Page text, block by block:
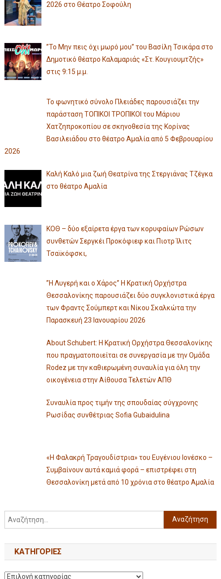
2026 στο Θέατρο Σοφούλη
”Το Μην πεις όχι μωρό μου” του Βασίλη Τσικάρα στο
Δημοτικό θέατρο Καλαμαριάς «Στ. Κουγιουμτζής»
στις 9:15 μ.μ.
Το φωνητικό σύνολο Πλειάδες παρουσιάζει την
παράσταση ΤΟΠΙΚΟΙ ΤΡΟΠΙΚΟΙ του Μάριου
Χατζηπροκοπίου σε σκηνοθεσία της Κορίνας
Βασιλειάδου στο θέατρο Αμαλία από 5 Φεβρουαρίου
2026
Καλή Καλό μια ζωή Θεατρίνα της Στεργιάνας Τζέγκα
στο θέατρο Αμαλία
ΚΟΘ – δύο εξαίρετα έργα των κορυφαίων Ρώσων
συνθετών Σεργκέι Προκόφιεφ και Πιοτρ Ίλιτς
Τσαϊκόφσκι,
”Η Λυγερή και ο Χάρος” Η Κρατική Ορχήστρα
Θεσσαλονίκης παρουσιάζει δύο συγκλονιστικά έργα
των Φραντς Σούμπερτ και Νίκου Σκαλκώτα την
Παρασκευή 23 Ιανουαρίου 2026
About Schubert: Η Κρατική Ορχήστρα Θεσσαλονίκης
που πραγματοποιείται σε συνεργασία με την Ομάδα
Rodez με την καθιερωμένη συναυλία για όλη την
οικογένεια στην Αίθουσα Τελετών ΑΠΘ
Συναυλία προς τιμήν της σπουδαίας σύγχρονης
Ρωσίδας συνθέτριας Sofia Gubaidulina
«Η Φαλακρή Τραγουδίστρια» του Ευγένιου Ιονέσκο –
Συμβαίνουν αυτά καμιά φορά – επιστρέφει στη
Θεσσαλονίκη μετά από 10 χρόνια στο θέατρο Αμαλία
KΑΤΗΓΟΡΊΕΣ